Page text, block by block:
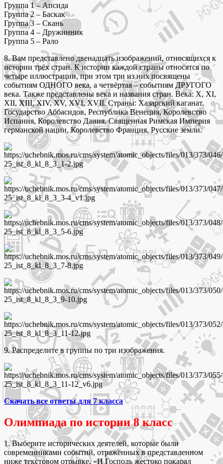
Группа 1 – Апсида
Группа 2 – Баскак
Группа 3 – Скань
Группа 4 – Дружинник
Группа 5 – Рало
8. Вам представлено двенадцать изображений, относящихся к
истории трёх стран. К истории каждой страны относятся по
четыре иллюстрации, при этом три из них посвящены
событиям ОДНОГО века, а четвёртая – событиям ДРУГОГО
века. Также представлены века и названия стран. Века: X, XI,
XII, XIII, XIV, XV, XVI, XVII. Страны: Хазарский каганат,
Государство Аббасидов, Республика Венеция, Королевство
Испания, Королевство Дания, Священная Римская Империя
германской нации, Королевство Франция, Русские земли.
9. Распределите в группы по три изображения.
Скачать все ответы для 7 класса
Олимпиада по истории 8 класс
1. Выберите исторических деятелей, которые были
современниками событий, отражённых в представленном
ниже текстовом отрывке. «И Господь жестоко покарал